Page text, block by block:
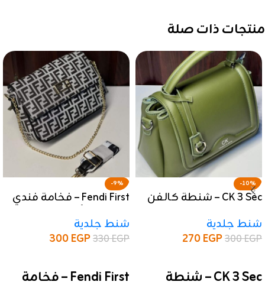
منتجات ذات صلة
-10%
CK 3 Sec – شنطة كالفن
أنيقة
شنط جلدية
300EGP
270EGP
CK 3 Sec – شنطة
-9%
Fendi First – فخامة فندي
الجودة
شنط جلدية
330EGP
300EGP
Fendi First – فخامة